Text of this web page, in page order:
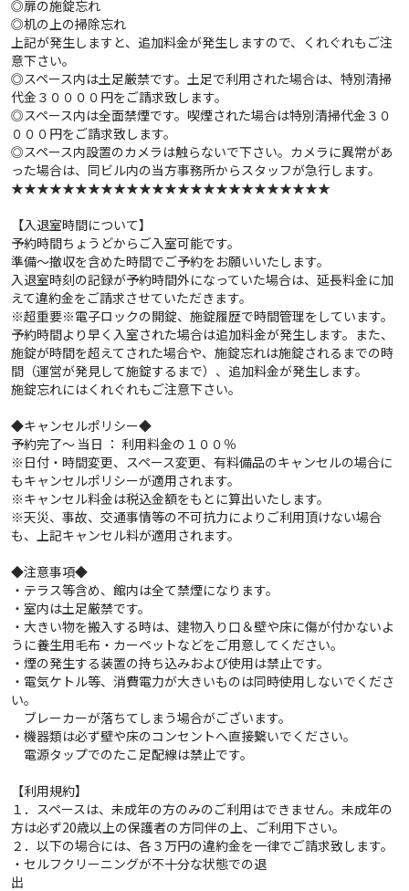
◎扉の施錠忘れ
◎机の上の掃除忘れ
上記が発生しますと、追加料金が発生しますので、くれぐれもご注
意下さい。
◎スペース内は土足厳禁です。土足で利用された場合は、特別清掃
代金３００００円をご請求致します。
◎スペース内は全面禁煙です。喫煙された場合は特別清掃代金３０
０００円をご請求致します。
◎スペース内設置のカメラは触らないで下さい。カメラに異常があ
った場合は、同ビル内の当方事務所からスタッフが急行します。
★★★★★★★★★★★★★★★★★★★★★★★★★
【入退室時間について】
予約時間ちょうどからご入室可能です。
準備～撤収を含めた時間でご予約をお願いいたします。
入退室時刻の記録が予約時間外になっていた場合は、延長料金に加
えて違約金をご請求させていただきます。
※超重要※電子ロックの開錠、施錠履歴で時間管理をしています。
予約時間より早く入室された場合は追加料金が発生します。また、
施錠が時間を超えてされた場合や、施錠忘れは施錠されるまでの時
間（運営が発見して施錠するまで）、追加料金が発生します。
施錠忘れにはくれぐれもご注意下さい。
◆キャンセルポリシー◆
予約完了～ 当日 ： 利用料金の１００％
※日付・時間変更、スペース変更、有料備品のキャンセルの場合に
もキャンセルポリシーが適用されます。
※キャンセル料金は税込金額をもとに算出いたします。
※天災、事故、交通事情等の不可抗力によりご利用頂けない場合
も、上記キャンセル料が適用されます。
◆注意事項◆
・テラス等含め、館内は全て禁煙になります。
・室内は土足厳禁です。
・大きい物を搬入する時は、建物入り口＆壁や床に傷が付かないよ
うに養生用毛布・カーペットなどをご用意してください。
・煙の発生する装置の持ち込みおよび使用は禁止です。
・電気ケトル等、消費電力が大きいものは同時使用しないでくださ
い。
ブレーカーが落ちてしまう場合がございます。
・機器類は必ず壁や床のコンセントへ直接繋いでください。
電源タップでのたこ足配線は禁止です。
【利用規約】
１．スペースは、未成年の方のみのご利用はできません。未成年の
方は必ず20歳以上の保護者の方同伴の上、ご利用下さい。
２．以下の場合には、各３万円の違約金を一律でご請求致します。
・セルフクリーニングが不十分な状態での退
出